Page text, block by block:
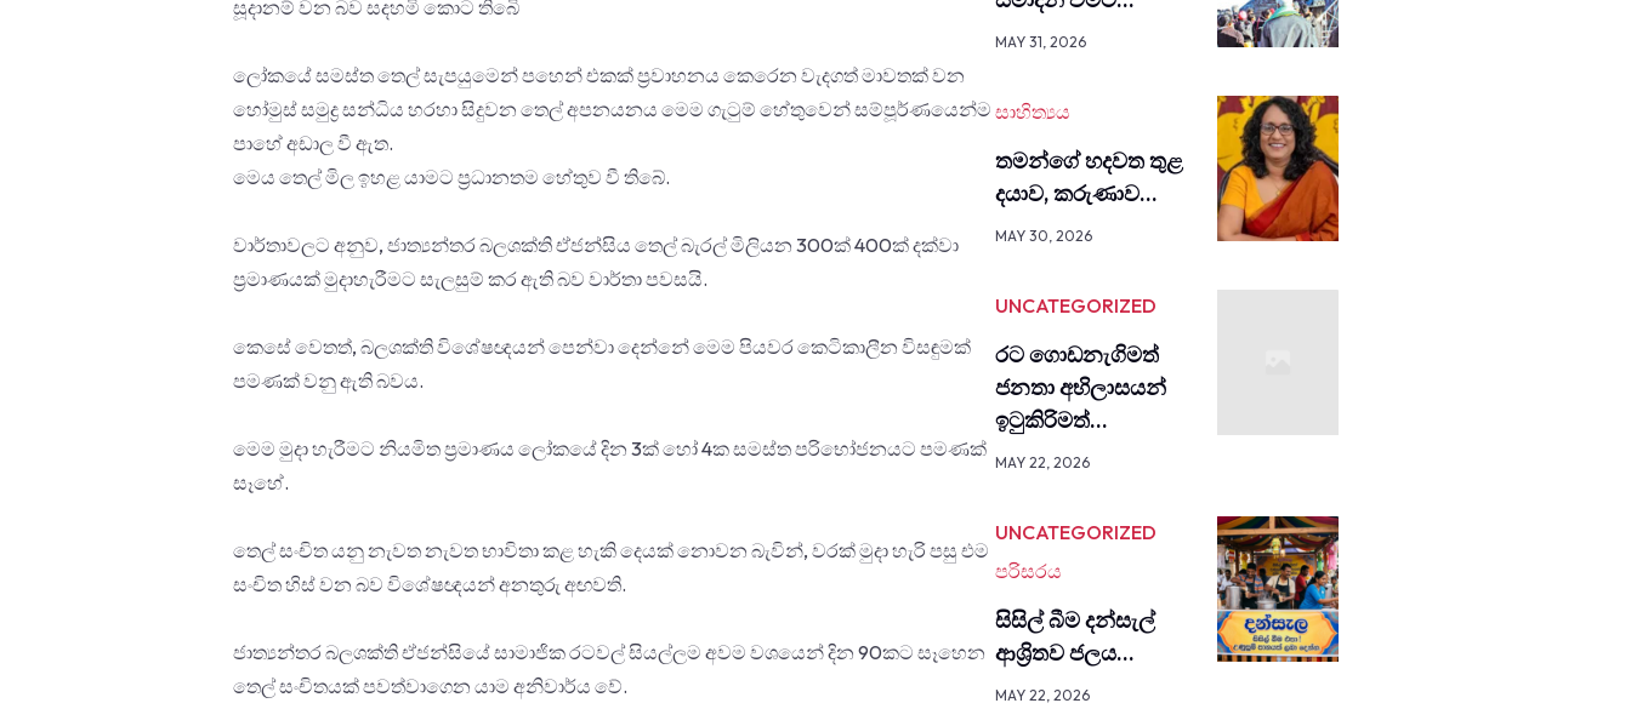
සූදානම් වන බව සදහමි කොට තිබෙි
ලෝකයේ සමස්ත තෙල් සැපයුමෙන් පහෙන් එකක් ප්‍රවාහනය කෙරෙන වැදගත් මාවතක් වන
හෝමුස් සමුද්‍ර සන්ධිය හරහා සිදුවන තෙල් අපනයනය මෙම ගැටුම් හේතුවෙන් සම්පූර්ණයෙන්ම
පාහේ අඩාල වී ඇත.
මෙය තෙල් මිල ඉහළ යාමට ප්‍රධානතම හේතුව වී තිබේ.
වාර්තාවලට අනුව, ජාත්‍යන්තර බලශක්ති ඒජන්සිය තෙල් බැරල් මිලියන 300ක් 400ක් දක්වා
ප්‍රමාණයක් මුදාහැරීමට සැලසුම් කර ඇති බව වාර්තා පවසයි.
කෙසේ වෙතත්, බලශක්ති විශේෂඥයන් පෙන්වා දෙන්නේ මෙම පියවර කෙටිකාලීන විසඳුමක්
පමණක් වනු ඇති බවය.
මෙම මුදා හැරීමට නියමිත ප්‍රමාණය ලෝකයේ දින 3ක් හෝ 4ක සමස්ත පරිභෝජනයට පමණක්
සෑහේ.
තෙල් සංචිත යනු නැවත නැවත භාවිතා කළ හැකි දෙයක් නොවන බැවින්, වරක් මුදා හැරි පසු එම
සංචිත හිස් වන බව විශේෂඥයන් අනතුරු අඟවති.
ජාත්‍යන්තර බලශක්ති ඒජන්සියේ සාමාජික රටවල් සියල්ලම අවම වශයෙන් දින 90කට සෑහෙන
තෙල් සංචිතයක් පවත්වාගෙන යාම අනිවාර්ය වේ.
MAY 31, 2026
සාහිත්‍යය
තමන්ගේ හදවත තුළ
දයාව, කරුණාව…
MAY 30, 2026
UNCATEGORIZED
රට ගොඩනැගිමත්
ජනතා අභිලාසයන්
ඉටුකිරිමත්…
MAY 22, 2026
UNCATEGORIZED
පරිසරය
සිසිල් බීම දන්සැල්
ආශ්‍රිතව ජලය…
MAY 22, 2026